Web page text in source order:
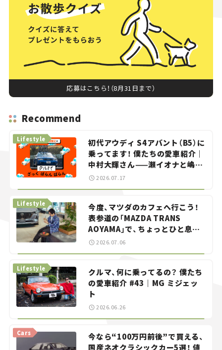
応募はこちら！（8月31日まで）
Recommend
初代アウディ S4アバント（B5）に
乗ってます！ 僕たちの愛車紹介｜
中村大輝さん——瀬イオナと嶋田
智之の「クルマでざっくばらんば
Lifestyle
2026.07.17
今度、マツダのカフェへ行こう！
表参道の「MAZDA TRANS
AOYAMA」で、ちょっとひと息。
——連載｜CCGとクルマでどうす
Lifestyle
2026.07.06
クルマ、何に乗ってるの？ 僕たち
の愛車紹介 #43｜MG ミジェッ
ト
Lifestyle
2026.06.26
今なら“100万円前後”で買える、
国産ネオクラシックカー5選！ 値
Cars